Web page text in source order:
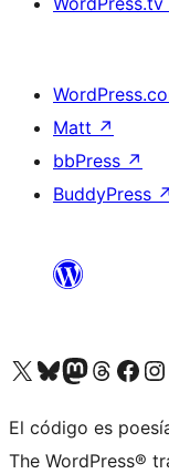
Matt ↗
bbPress ↗
BuddyPress ↗
Visita nuestra cuenta de X (anteriormente Twitter)
Visita nuestra cuenta de Bluesky
Visita nuestra cuenta de
Visita nuestra cuenta
Visita
El código es
The WordPress®